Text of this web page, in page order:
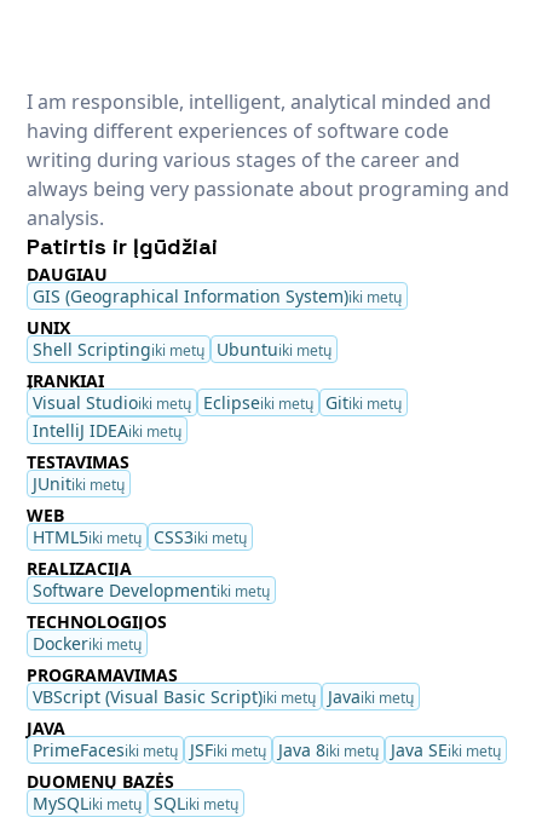
I am responsible, intelligent, analytical minded and
having different experiences of software code
writing during various stages of the career and
always being very passionate about programing and
analysis.
Patirtis ir Įgūdžiai
DAUGIAU
GIS (Geographical Information System)iki metų
UNIX
Shell Scriptingiki metų Ubuntuiki metų
ĮRANKIAI
Visual Studioiki metų Eclipseiki metų Gitiki metų
IntelliJ IDEAiki metų
TESTAVIMAS
JUnitiki metų
WEB
HTML5iki metų CSS3iki metų
REALIZACIJA
Software Developmentiki metų
TECHNOLOGIJOS
Dockeriki metų
PROGRAMAVIMAS
VBScript (Visual Basic Script)iki metų Javaiki metų
JAVA
PrimeFacesiki metų JSFiki metų Java 8iki metų Java SEiki metų
DUOMENŲ BAZĖS
MySQLiki metų SQLiki metų